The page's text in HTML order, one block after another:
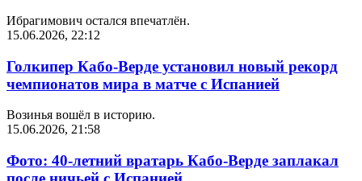
Ибрагимович остался впечатлён.
15.06.2026, 22:12
Голкипер Кабо-Верде установил новый рекорд
чемпионатов мира в матче с Испанией
Возинья вошёл в историю.
15.06.2026, 21:58
Фото: 40-летний вратарь Кабо-Верде заплакал